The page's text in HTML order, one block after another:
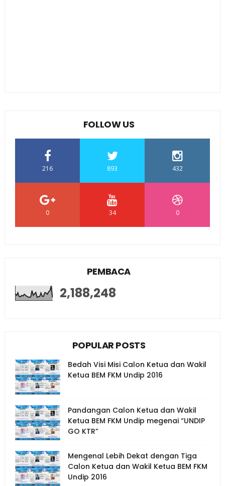
FOLLOW US
216 893 432
0 34 0
PEMBACA
2,188,248
POPULAR POSTS
Bedah Visi Misi Calon Ketua dan Wakil
Ketua BEM FKM Undip 2016
Pandangan Calon Ketua dan Wakil
Ketua BEM FKM Undip megenai “UNDIP
GO KTR”
Mengenal Lebih Dekat dengan Tiga
Calon Ketua dan Wakil Ketua BEM FKM
Undip 2016